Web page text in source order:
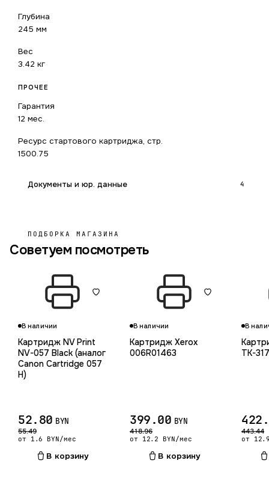
Глубина
245 мм
Вес
3.42 кг
ПРОЧЕЕ
Гарантия
12 мес.
Ресурс стартового картриджа, стр.
1500.75
Документы и юр. данные 4
ПОДБОРКА МАГАЗИНА
Советуем посмотреть
В наличии
Картридж NV Print
NV-057 Black (аналог
Canon Cartridge 057
H)
52.80 BYN
55.49
от 1.6 BYN/мес
В корзину
В наличии
Картридж Xerox
006R01463
399.00 BYN
418.96
от 12.2 BYN/мес
В корзину
В
TK-
443.44
от